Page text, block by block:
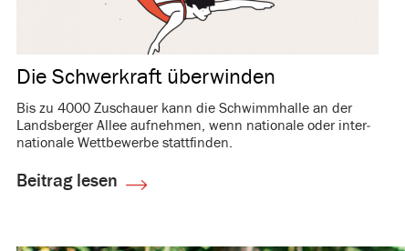
Die Schwer­kraft über­winden
Bis zu 4000 Zuschauer kann die Schwimm­halle an der
Lands­berger Allee aufnehmen, wenn natio­nale oder inter­
na­tio­nale Wett­be­werbe statt­finden.
Beitrag lesen